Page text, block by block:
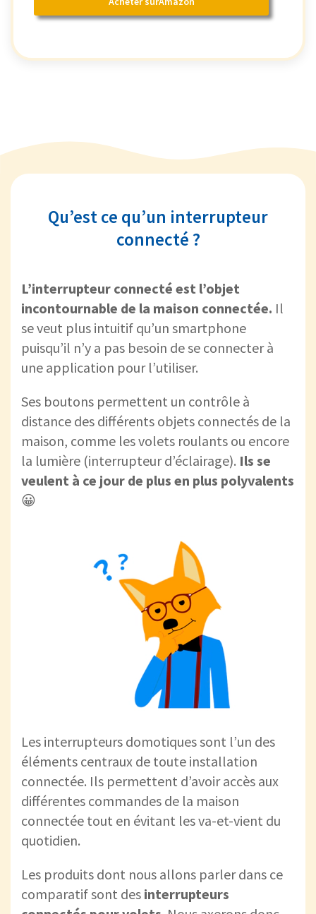
Qu’est ce qu’un interrupteur
connecté ?
L’interrupteur connecté est l’objet
incontournable de la maison connectée. Il
se veut plus intuitif qu’un smartphone
puisqu’il n’y a pas besoin de se connecter à
une application pour l’utiliser.
Ses boutons permettent un contrôle à
distance des différents objets connectés de la
maison, comme les volets roulants ou encore
la lumière (interrupteur d’éclairage). Ils se
veulent à ce jour de plus en plus polyvalents
😀
Les interrupteurs domotiques sont l’un des
éléments centraux de toute installation
connectée. Ils permettent d’avoir accès aux
différentes commandes de la maison
connectée tout en évitant les va-et-vient du
quotidien.
Les produits dont nous allons parler dans ce
comparatif sont des interrupteurs